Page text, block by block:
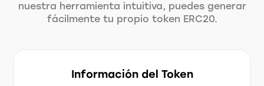
nuestra herramienta intuitiva, puedes generar
fácilmente tu propio token ERC20.
Información del Token